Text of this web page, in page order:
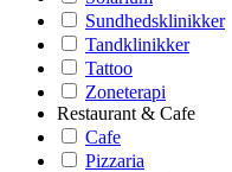
Sundhedsklinikker
Tandklinikker
Tattoo
Zoneterapi
Restaurant & Cafe
Cafe
Pizzaria